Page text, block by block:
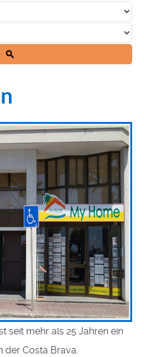
seit mehr als 25 Jahren ein
der Costa Brava.